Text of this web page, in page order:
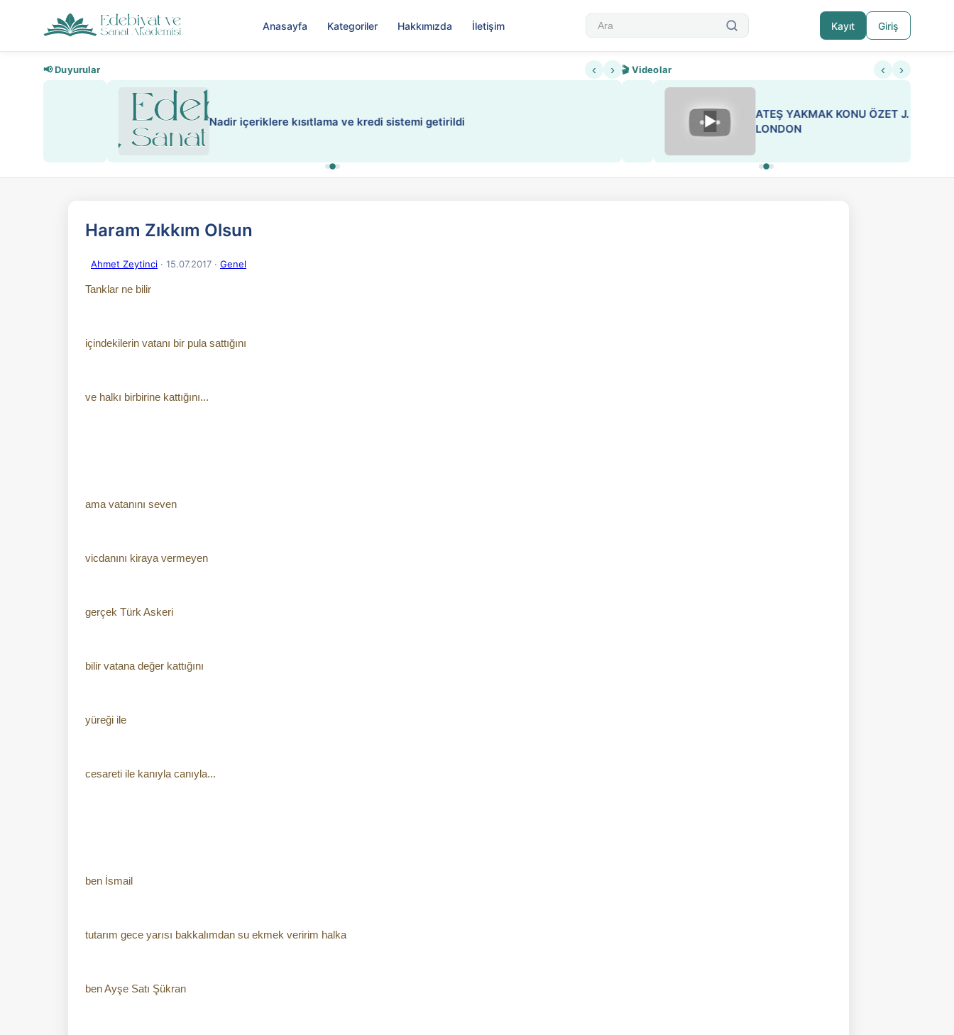
Anasayfa Kategoriler Hakkımızda İletişim Kayıt Giriş
📢 Duyurular ‹ ›
Nadir içeriklere kısıtlama ve kredi sistemi getirildi ESA 'da Sen de Paylaş
🎬 Videolar ‹ ›
▶
Sabahattin Ali Hazin Hayatı
Sosyalist Oluşu
ATEŞ YAKMAK KONU ÖZET J.
LONDON
Haram Zıkkım Olsun
Ahmet Zeytinci · 15.07.2017 · Genel
Tanklar ne bilir
içindekilerin vatanı bir pula sattığını
ve halkı birbirine kattığını...
ama vatanını seven
vicdanını kiraya vermeyen
gerçek Türk Askeri
bilir vatana değer kattığını
yüreği ile
cesareti ile kanıyla canıyla...
ben İsmail
tutarım gece yarısı bakkalımdan su ekmek veririm halka
ben Ayşe Satı Şükran